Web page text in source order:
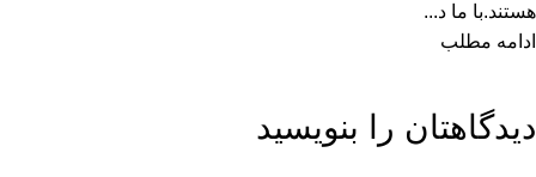
هستند.با ما د...
ادامه مطلب
دیدگاهتان را بنویسید